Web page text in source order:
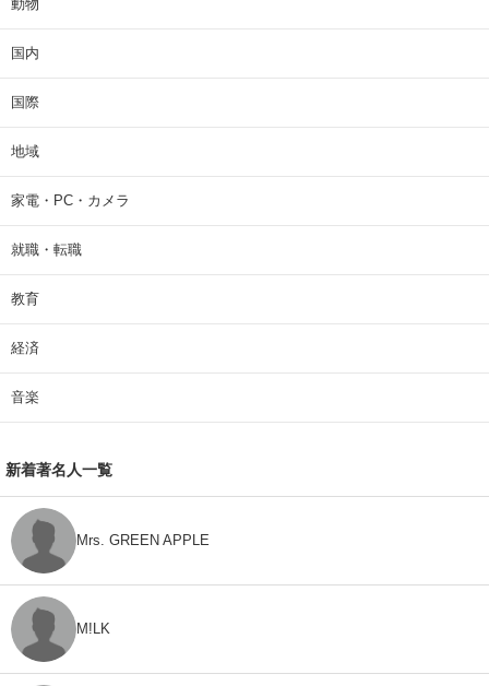
動物
国内
国際
地域
家電・PC・カメラ
就職・転職
教育
経済
音楽
新着著名人一覧
Mrs. GREEN APPLE
M!LK